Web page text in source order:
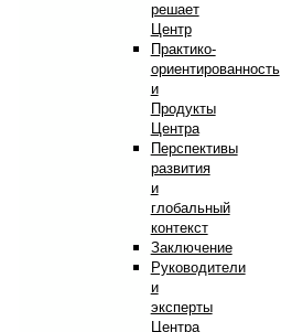
решает
Центр
Практико-
ориентированность
и
Продукты
Центра
Перспективы
развития
и
глобальный
контекст
Заключение
Руководители
и
эксперты
Центра